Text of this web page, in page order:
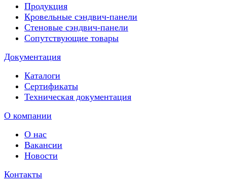
Продукция
Кровельные сэндвич-панели
Стеновые сэндвич-панели
Сопутствующие товары
Документация
Каталоги
Сертификаты
Техническая документация
О компании
О нас
Вакансии
Новости
Контакты